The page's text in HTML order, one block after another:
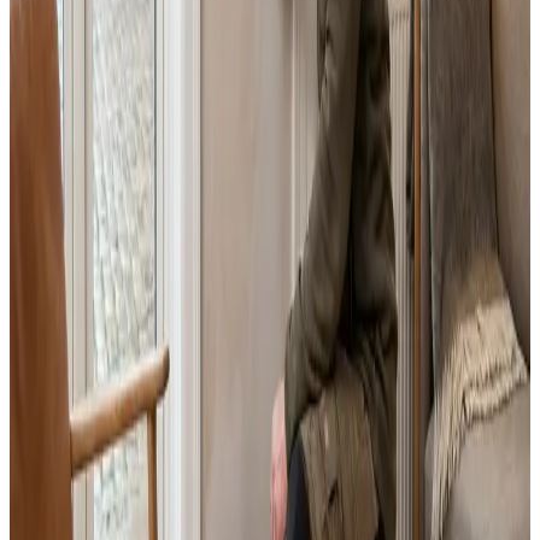
Landsdækkende service